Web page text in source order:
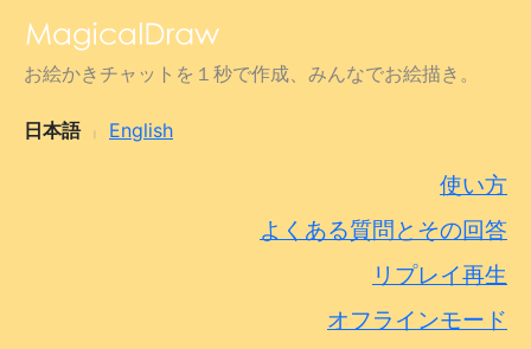
お絵かきチャットを１秒で作成、みんなでお絵描き。
日本語 English
使い方
よくある質問とその回答
リプレイ再生
オフラインモード